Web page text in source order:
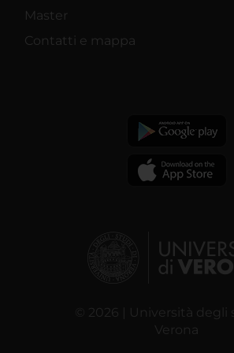
Master
Contatti e mappa
© 2026 | Università degli
Verona